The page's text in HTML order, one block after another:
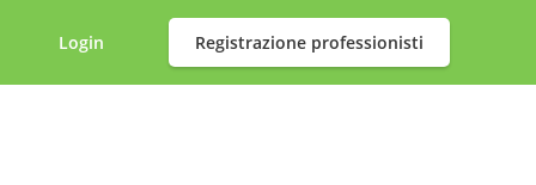
Login Registrazione professionisti